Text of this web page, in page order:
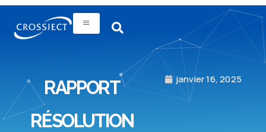
RAPPORT
RÉSOLUTION
janvier 16, 2025